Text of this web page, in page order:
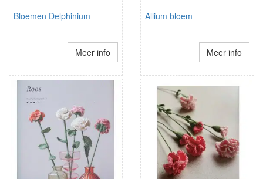
Bloemen Delphinium
Meer info
Allium bloem
Meer info